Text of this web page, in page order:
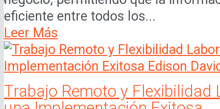
eficiente entre todos los...
Leer Más
Trabajo Remoto y Flexibilidad